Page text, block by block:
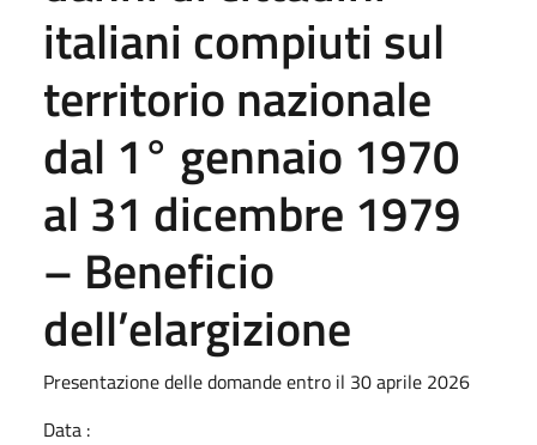
italiani compiuti sul
territorio nazionale
dal 1° gennaio 1970
al 31 dicembre 1979
– Beneficio
dell’elargizione
Presentazione delle domande entro il 30 aprile 2026
Data :